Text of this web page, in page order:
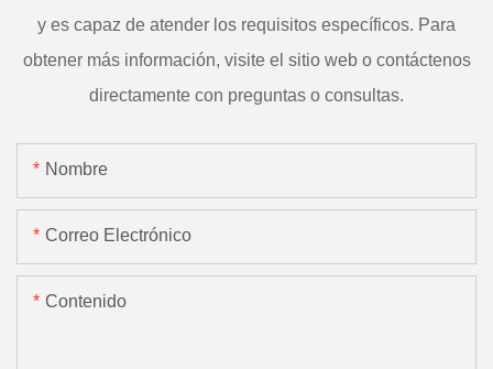
y es capaz de atender los requisitos específicos. Para
obtener más información, visite el sitio web o contáctenos
directamente con preguntas o consultas.
Nombre
Correo Electrónico
Contenido